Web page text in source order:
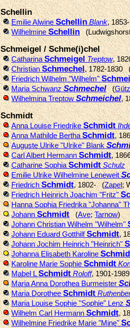
Schellin
Emilie AlwineSchellin Blank,
WilhelmineSchellin
Schmeigel / Schme(i)chel
CatharinaSchmeigel Treptow,
ChristianSchmechel, 1782-1830
Friedrich Wilhelm "Wilhelm"
Maria SchwanzSchmechel(
Wilhelmina TreptowSchmeichel,
Schmidt
Anna Louise FriedrikeSchmidt
Anna Mathilde BerthaSchmidt,
Auguste Ulrike "Ulrike" Blank
Carl Albert HermannSchmidt,
Catharine SophiaSchmidt Schulz
Emilie Ulrike Wilhelmine Leneweit
FriedrichSchmidt, 1802- (Zapel;
Friedrich Heinrich Joachim "Fritz"
Hanna Sophia Friedrika "Johanna"
JohannSchmidt(Ave;Tarnow)
Johann Christian Wilhelm "Wilhelm"
Johann Eduard GotthilfSchmidt,
Johann Jochim Heinrich "Heinrich"
Johanna Elisabeth Karoline
Karoline Marie SophieSchmidt
Mabel LSchmidt Roloff, 1901-
Maria Anna Dorothea Burmeister
Maria DorotheeSchmidt
Maria Louise Sophie "Sophie" Lenz
Wilhelm Carl HermannSchmidt,
Wilhelmine Friedrike Marie "Mine"